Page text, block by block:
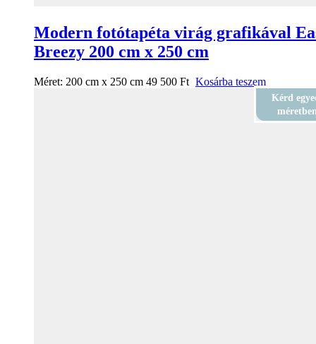
Modern fotótapéta virág grafikával
Breezy 200 cm x 250 cm
Méret: 200 cm x 250 cm 49 500 Ft Kosárba teszem
Kérd